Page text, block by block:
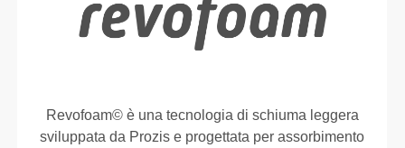
Revofoam© è una tecnologia di schiuma leggera
sviluppata da Prozis e progettata per assorbimento